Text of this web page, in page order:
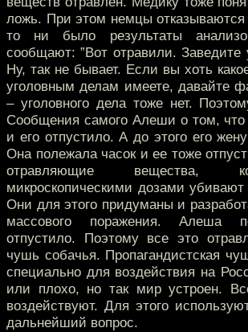
ложь. При этом немцы отказываются
то ни было результаты
сообщают: ”Вот отравили. Заведите
Ну, так не бывает. Если вы хоть
уголовным делам имеете, давайте
– уголовного дела тоже нет.
Сообщения самого Алеши о том, что
и его отпустило. А до этого его
Она полежала часок и ее тоже
отравляющие вещества,
микроскопическими дозами убивают
Они для этого придуманы и
массового поражения. Алеша
отпустило. Поэтому все это
чушь собачья. Пропагандистская
специально для воздействия на
или плохо, но так мир устроен.
воздействуют. Для этого
дальнейший вопрос.